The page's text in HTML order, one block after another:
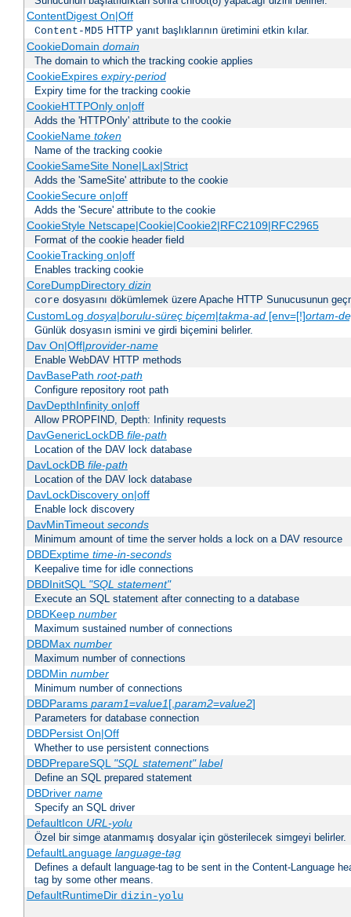
ContentDigest On|Off
Content-MD5 HTTP yanıt başlıklarının üretimini etkin kılar.
CookieDomain domain
The domain to which the tracking cookie applies
CookieExpires expiry-period
Expiry time for the tracking cookie
CookieHTTPOnly on|off
Adds the 'HTTPOnly' attribute to the cookie
CookieName token
Name of the tracking cookie
CookieSameSite None|Lax|Strict
Adds the 'SameSite' attribute to the cookie
CookieSecure on|off
Adds the 'Secure' attribute to the cookie
CookieStyle Netscape|Cookie|Cookie2|RFC2109|RFC2965
Format of the cookie header field
CookieTracking on|off
Enables tracking cookie
CoreDumpDirectory dizin
core dosyasını dökümlemek üzere Apache HTTP Sunucusunun
CustomLog dosya|borulu-süreç biçem|takma-ad[env=[!]ortam-
Günlük dosyasın ismini ve girdi biçemini belirler.
Dav On|Off|provider-name
Enable WebDAV HTTP methods
DavBasePath root-path
Configure repository root path
DavDepthInfinity on|off
Allow PROPFIND, Depth: Infinity requests
DavGenericLockDB file-path
Location of the DAV lock database
DavLockDB file-path
Location of the DAV lock database
DavLockDiscovery on|off
Enable lock discovery
DavMinTimeout seconds
Minimum amount of time the server holds a lock on a DAV resource
DBDExptime time-in-seconds
Keepalive time for idle connections
DBDInitSQL "SQL statement"
Execute an SQL statement after connecting to a database
DBDKeep number
Maximum sustained number of connections
DBDMax number
Maximum number of connections
DBDMin number
Minimum number of connections
DBDParams param1=value1[,param2=value2]
Parameters for database connection
DBDPersist On|Off
Whether to use persistent connections
DBDPrepareSQL "SQL statement" label
Define an SQL prepared statement
DBDriver name
Specify an SQL driver
DefaultIcon URL-yolu
Özel bir simge atanmamış dosyalar için gösterilecek simgeyi belirler.
DefaultLanguage language-tag
Defines a default language-tag to be sent in the Content-Language
tag by some other means.
DefaultRuntimeDir dizin-yolu